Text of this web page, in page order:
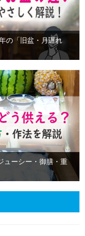
の「旧盆・月遅れ
ューシー・御膳・重